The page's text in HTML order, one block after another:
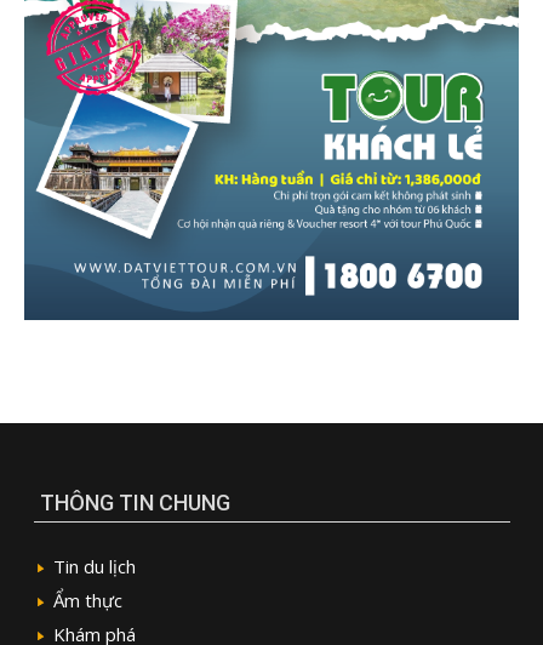
THÔNG TIN CHUNG
Tin du lịch
Ẩm thực
Khám phá